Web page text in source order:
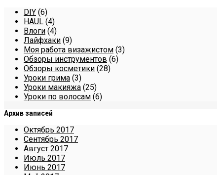
DIY (6)
HAUL (4)
Влоги (4)
Лайфхаки (9)
Моя работа визажистом (3)
Обзоры инструментов (6)
Обзоры косметики (28)
Уроки грима (3)
Уроки макияжа (25)
Уроки по волосам (6)
Архив записей
Октябрь 2017
Сентябрь 2017
Август 2017
Июль 2017
Июнь 2017